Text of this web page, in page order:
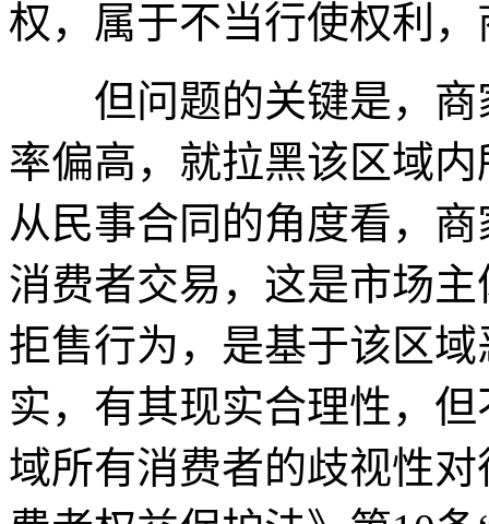
权，属于不当行使权利
但问题的关键是，商
率偏高，就拉黑该区域
从民事合同的角度看，
消费者交易，这是市场
拒售行为，是基于该区
实，有其现实合理性，
域所有消费者的歧视性